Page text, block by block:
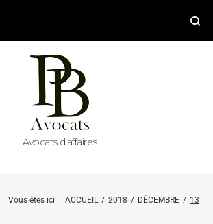
Avocats d'affaires
Vous êtes ici : ACCUEIL / 2018 / DÉCEMBRE / 13